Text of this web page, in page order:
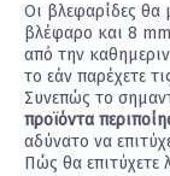
Οι βλεφαρίδες
βλέφαρο και 8
από την
το εάν παρέχετε
Συνεπώς το
προϊόντα
αδύνατο να
Πώς θα επιτύχετε